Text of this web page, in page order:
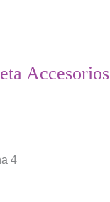
Accesorios
4